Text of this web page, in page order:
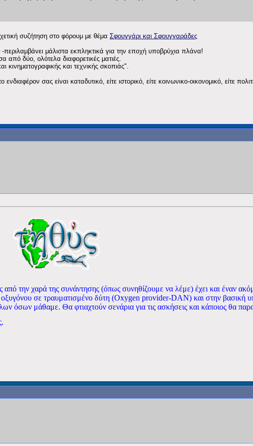
συζήτηση στο φόρουμ με θέμα Σφουγγάρι και Σφουγγαράδες
περιλαμβάνει μάλιστα εκπληκτικά για την εποχή υποβρύχια πλάνα!
δύο, ολότελα διαφορετικές ματιές.
κινηματογραφικής και τεχνικής σκοπιάς".
σας είναι καταδυτικό, είτε ιστορικό, είτε κοινωνικο-οικονομικό, είτε
την χαρά της συνάντησης (όπως συνηθίζουμε να λέμε) έχει και έναν
σε τραυματισμένο δύτη (Oxygen provider-DAN) και στην βασική
μάθαμε. Θα φτιαχτούν σενάρια για τις ασκήσεις και κάποιος θα